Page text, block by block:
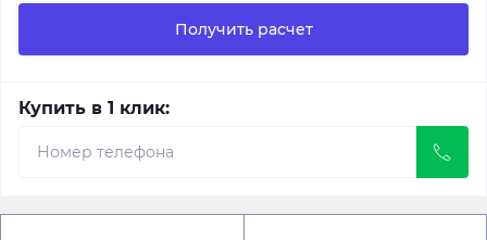
Получить расчет
Купить в 1 клик: